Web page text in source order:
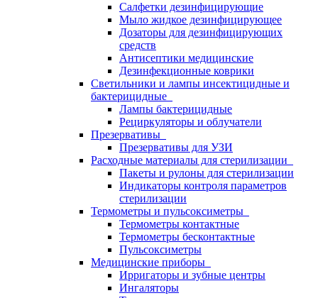
Салфетки дезинфицирующие
Мыло жидкое дезинфицирующее
Дозаторы для дезинфицирующих
средств
Антисептики медицинские
Дезинфекционные коврики
Светильники и лампы инсектицидные и
бактерицидные
Лампы бактерицидные
Рециркуляторы и облучатели
Презервативы
Презервативы для УЗИ
Расходные материалы для стерилизации
Пакеты и рулоны для стерилизации
Индикаторы контроля параметров
стерилизации
Термометры и пульсоксиметры
Термометры контактные
Термометры бесконтактные
Пульсоксиметры
Медицинские приборы
Ирригаторы и зубные центры
Ингаляторы